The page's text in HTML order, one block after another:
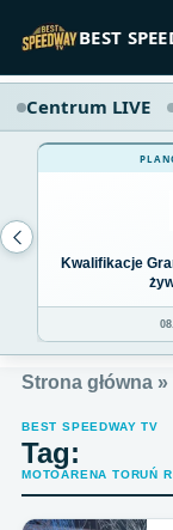
BEST
Centrum LIVE
Kwalifikacje
Strona główna »
BEST SPEEDWAY TV
Tag:
MOTOARENA TORUŃ